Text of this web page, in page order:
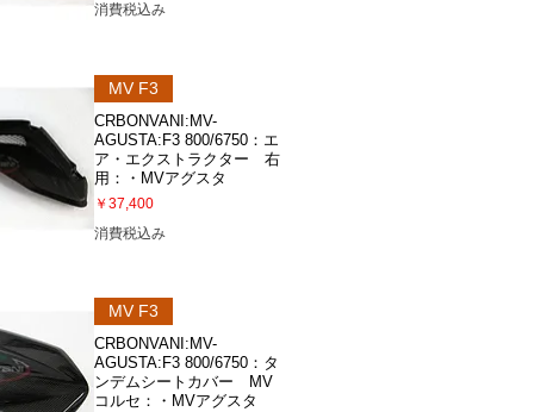
消費税込み
MV F3
CRBONVANI:MV-
AGUSTA:F3 800/6750：エ
ア・エクストラクター 右
用：・MVアグスタ
価格
￥37,400
消費税込み
MV F3
CRBONVANI:MV-
AGUSTA:F3 800/6750：タ
ンデムシートカバー MV
コルセ：・MVアグスタ